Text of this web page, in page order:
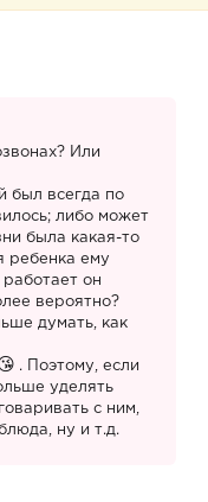
Или
был всегда по
либо может
была какая-то
ребенка ему
он
вероятно?
думать, как
. Поэтому, если
уделять
с ним,
ну и т.д.